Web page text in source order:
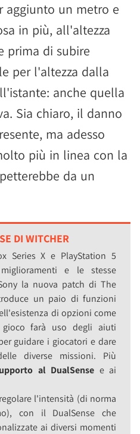
aggiunto un metro e
in più, all'altezza
prima di subire
per l'altezza dalla
anche quella
Sia chiaro, il danno
ma adesso
più in linea con la
da un
DI WITCHER
Series X e PlayStation 5
e le stesse
la nuova patch di The
un paio di funzioni
di opzioni come
farà uso degli aiuti
guidare i giocatori e dare
diverse missioni. Più
al DualSense e ai
l'intensità (di norma
con il DualSense che
ai diversi momenti